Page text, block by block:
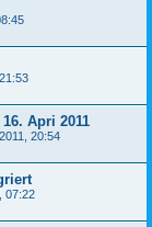
Apri 2011
20:54
07:22